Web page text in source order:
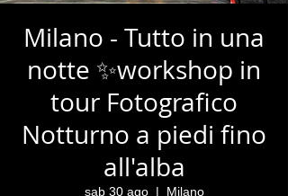
Milano - Tutto in una
notte ✨workshop in
tour Fotografico
Notturno a piedi fino
all'alba
sab 30 ago
  |
Milano